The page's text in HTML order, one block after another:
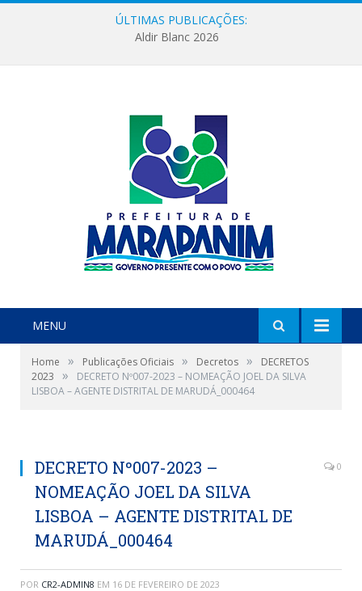
ÚLTIMAS PUBLICAÇÕES:
Aldir Blanc 2026
MENU
Home » Publicações Oficiais » Decretos »
DECRETOS
2023
»
DECRETO Nº007-2023 – NOMEAÇÃO JOEL DA SILVA
LISBOA – AGENTE DISTRITAL DE MARUDÁ_000464
DECRETO Nº007-2023 –
NOMEAÇÃO JOEL DA SILVA
LISBOA – AGENTE DISTRITAL DE
MARUDÁ_000464
0
POR CR2-ADMIN8 EM 16 DE FEVEREIRO DE 2023